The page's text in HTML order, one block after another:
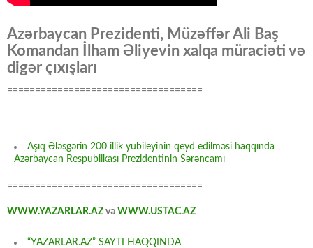
Azərbaycan Prezidenti, Müzəffər Ali Baş
Komandan İlham Əliyevin xalqa müraciəti və
digər çıxışları
===================================
Aşıq Ələsgərin 200 illik yubileyinin qeyd edilməsi haqqında
Azərbaycan Respublikası Prezidentinin Sərəncamı
===================================
WWW.YAZARLAR.AZ və WWW.USTAC.AZ
“YAZARLAR.AZ” SAYTI HAQQINDA